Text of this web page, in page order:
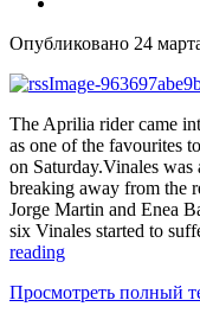
Опубликовано 24
The Aprilia rider came
as one of the favourites
on Saturday.Vinales
breaking away from the
Jorge Martin and Enea
six Vinales started to
reading
Просмотреть полный